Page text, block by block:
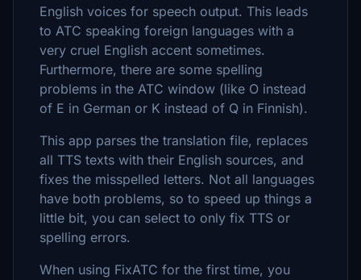
English voices for speech output. This leads
to ATC speaking foreign languages with a
very cruel English accent sometimes.
Furthermore, there are some spelling
problems in the ATC window (like O instead
of E in German or K instead of Q in Finnish).
This app parses the translation file, replaces
all TTS texts with their English sources, and
fixes the misspelled letters. Not all languages
have both problems, so to speed up things a
little bit, you can select to only fix TTS or
spelling errors.
When using FixATC for the first time, you